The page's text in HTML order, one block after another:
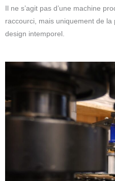
Il ne s’agit pas d’une machine
raccourci, mais uniquement de
design intemporel.